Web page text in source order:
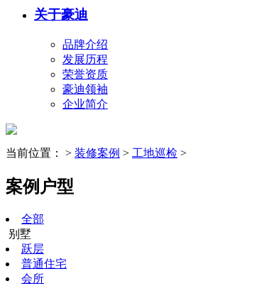
关于豪迪
品牌介绍
发展历程
荣誉资质
豪迪领袖
企业简介
当前位置： > 装修案例 > 工地巡检 >
案例户型
全部
别墅
跃层
普通住宅
会所